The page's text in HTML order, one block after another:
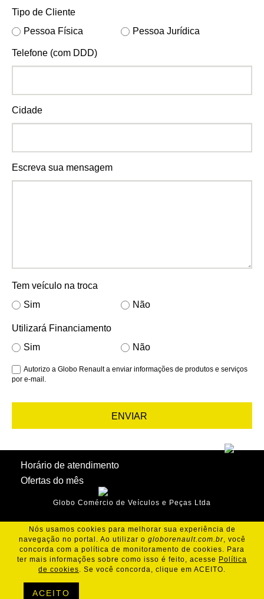
Tipo de Cliente
Pessoa Física
Pessoa Jurídica
Telefone (com DDD)
Cidade
Escreva sua mensagem
Tem veículo na troca
Sim
Não
Utilizará Financiamento
Sim
Não
Autorizo a Globo Renault a enviar informações de produtos e serviços
por e-mail.
ENVIAR
Horário de atendimento
Ofertas do mês
Globo Comércio de Veículos e Peças Ltda
Nós usamos cookies para melhorar sua experiência de
navegação no portal. Ao utilizar o globorenault.com.br, você
concorda com a política de monitoramento de cookies. Para
ter mais informações sobre como isso é feito, acesse Política
de cookies. Se você concorda, clique em ACEITO.
ACEITO